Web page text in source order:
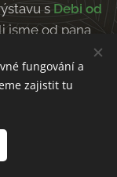
s Debi od
jsme od pana
fungování a
zajistit tu